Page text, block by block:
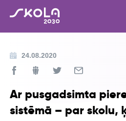
24.08.2020
Ar pusgadsimta
sistēmā – par skolu,